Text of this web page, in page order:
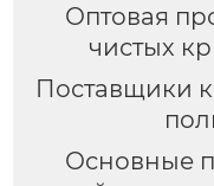
Оптовая
чистых
Поставщики
Основные